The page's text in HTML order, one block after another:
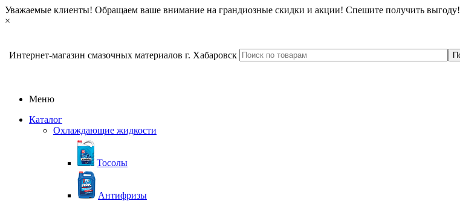
Уважаемые клиенты! Обращаем ваше внимание на грандиозные скидки и акции! Спешите получить выгоду!
×
Интернет-магазин смазочных материалов г. Хабаровск
Меню
Каталог
Охлаждающие жидкости
Тосолы
Антифризы